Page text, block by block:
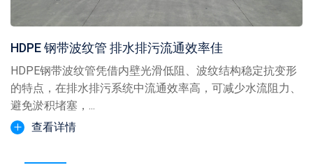
HDPE 钢带波纹管 排水排污流通效率佳
HDPE钢带波纹管凭借内壁光滑低阻、波纹结构稳定抗变形
的特点，在排水排污系统中流通效率高，可减少水流阻力、
避免淤积堵塞，...
查看详情